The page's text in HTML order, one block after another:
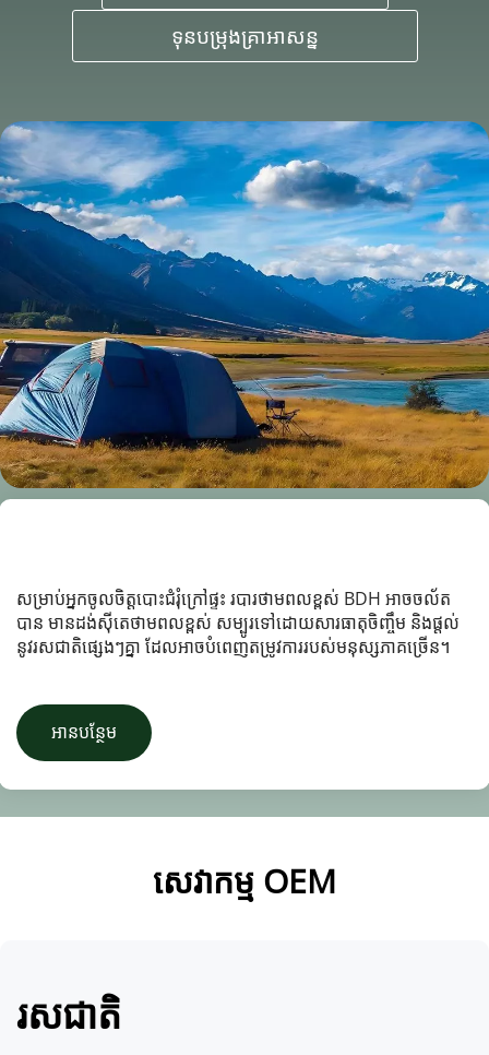
ទុនបម្រុងគ្រាអាសន្ន
សម្រាប់អ្នកចូលចិត្តបោះជំរុំក្រៅផ្ទះ របារថាមពលខ្ពស់ BDH អាចចល័ត
បាន មានដង់ស៊ីតេថាមពលខ្ពស់ សម្បូរទៅដោយសារធាតុចិញ្ចឹម និងផ្តល់
នូវរសជាតិផ្សេងៗគ្នា ដែលអាចបំពេញតម្រូវការរបស់មនុស្សភាគច្រើន។
អានបន្ថែម
សេវាកម្ម OEM
រសជាតិ